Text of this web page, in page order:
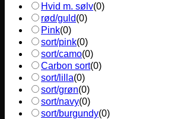
Hvid m. sølv(0)
rød/guld(0)
Pink(0)
sort/pink(0)
sort/camo(0)
Carbon sort(0)
sort/lilla(0)
sort/grøn(0)
sort/navy(0)
sort/burgundy(0)